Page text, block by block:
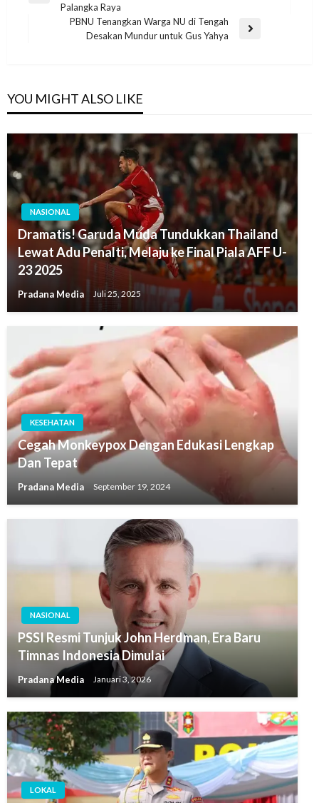
Palangka Raya
PBNU Tenangkan Warga NU di Tengah
Desakan Mundur untuk Gus Yahya
YOU MIGHT ALSO LIKE
NASIONAL
Dramatis! Garuda Muda Tundukkan Thailand
Lewat Adu Penalti, Melaju ke Final Piala AFF U-
23 2025
Pradana Media Juli 25, 2025
KESEHATAN
Cegah Monkeypox Dengan Edukasi Lengkap
Dan Tepat
Pradana Media September 19, 2024
NASIONAL
PSSI Resmi Tunjuk John Herdman, Era Baru
Timnas Indonesia Dimulai
Pradana Media Januari 3, 2026
LOKAL